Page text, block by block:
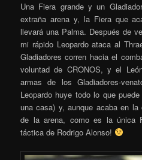
Una Fiera grande y un
extraña arena y, la Fiera que
llevará una Palma. Después de
mi rápido Leopardo ataca al
Gladiadores corren hacia el
voluntad de CRONOS, y el
armas de los Gladiadores-
Leopardo huye todo lo que
una casa) y, aunque acaba en
de la arena, como es la única
táctica de Rodrigo Alonso!